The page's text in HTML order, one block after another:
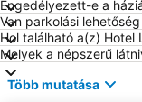
Sportgastein
Hohenwerfen
Obersalzbergbahn
Engedélyezett-e a
Van parkolási
Hol található a(z) Hotel
Melyek a népszerű
Több mutatása